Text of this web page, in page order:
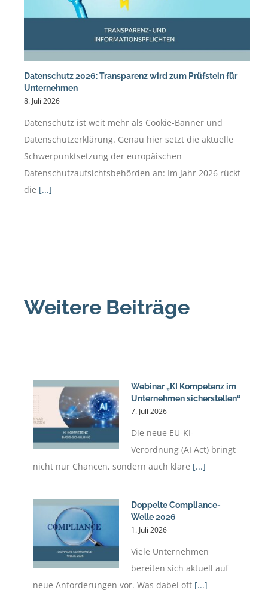
Datenschutz 2026: Transparenz wird zum Prüfstein für
Unternehmen
8. Juli 2026
Datenschutz ist weit mehr als Cookie-Banner und
Datenschutzerklärung. Genau hier setzt die aktuelle
Schwerpunktsetzung der europäischen
Datenschutzaufsichtsbehörden an: Im Jahr 2026 rückt
die [...]
Weitere Beiträge
Webinar „KI Kompetenz im
Unternehmen sicherstellen“
7. Juli 2026
Die neue EU-KI-
Verordnung (AI Act) bringt
nicht nur Chancen, sondern auch klare [...]
Doppelte Compliance-
Welle 2026
1. Juli 2026
Viele Unternehmen
bereiten sich aktuell auf
neue Anforderungen vor. Was dabei oft [...]